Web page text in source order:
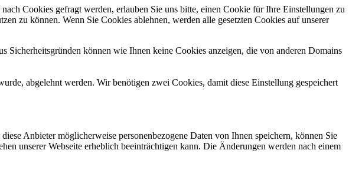
Cookies gefragt werden, erlauben Sie uns bitte, einen Cookie für Ihre Einstellungen zu
zu können. Wenn Sie Cookies ablehnen, werden alle gesetzten Cookies auf unserer
können wie Ihnen keine Cookies anzeigen, die von anderen Domains
abgelehnt werden. Wir benötigen zwei Cookies, damit diese Einstellung gespeichert
Anbieter möglicherweise personenbezogene Daten von Ihnen speichern, können Sie
unserer Webseite erheblich beeinträchtigen kann. Die Änderungen werden nach einem